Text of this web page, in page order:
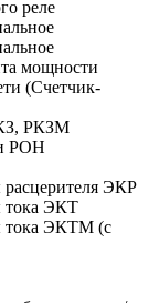
реле
мощности
(Счетчик-
РКЗМ
РОН
ЭКР
тока ЭКТ
тока ЭКТМ (с